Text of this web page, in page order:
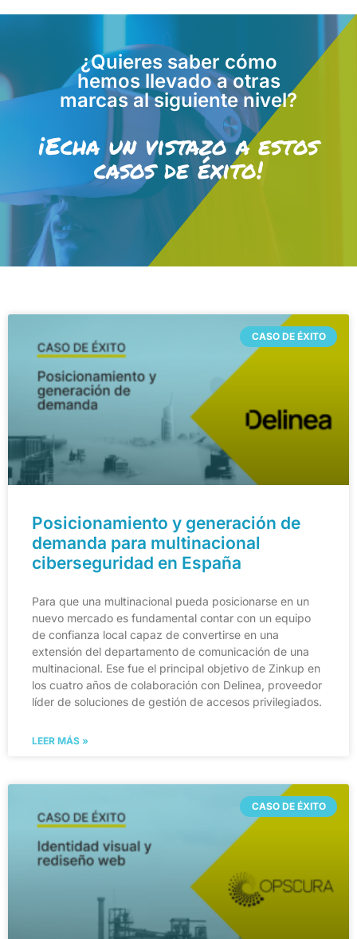
¿Quieres saber cómo
hemos llevado a otras
marcas al siguiente nivel?
¡Echa un vistazo a estos
casos de éxito!
CASO DE ÉXITO
Posicionamiento y generación de
demanda para multinacional
ciberseguridad en España
Para que una multinacional pueda posicionarse en un
nuevo mercado es fundamental contar con un equipo
de confianza local capaz de convertirse en una
extensión del departamento de comunicación de una
multinacional. Ese fue el principal objetivo de Zinkup en
los cuatro años de colaboración con Delinea, proveedor
líder de soluciones de gestión de accesos privilegiados.
LEER MÁS »
CASO DE ÉXITO